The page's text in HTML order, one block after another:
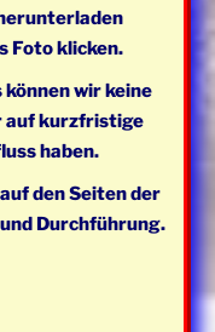
Foto klicken.
können wir keine
auf kurzfristige
haben.
den Seiten der
Durchführung.